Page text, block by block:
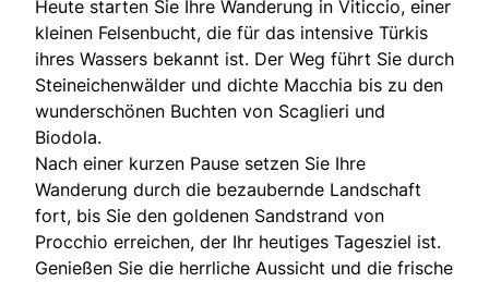
Heute starten Sie Ihre Wanderung in Viticcio, einer
kleinen Felsenbucht, die für das intensive Türkis
ihres Wassers bekannt ist. Der Weg führt Sie durch
Steineichenwälder und dichte Macchia bis zu den
wunderschönen Buchten von Scaglieri und
Biodola.
Nach einer kurzen Pause setzen Sie Ihre
Wanderung durch die bezaubernde Landschaft
fort, bis Sie den goldenen Sandstrand von
Procchio erreichen, der Ihr heutiges Tagesziel ist.
Genießen Sie die herrliche Aussicht und die frische